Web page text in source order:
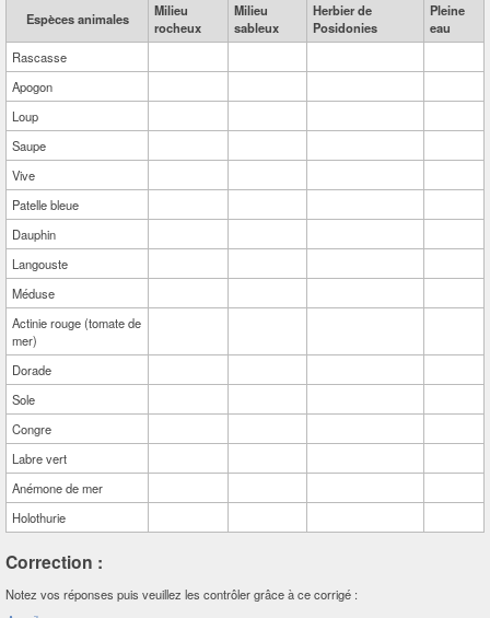
Espèces animales
Milieu
rocheux
Milieu
sableux
Herbier de
Posidonies
Pleine
eau
Rascasse
Apogon
Loup
Saupe
Vive
Patelle bleue
Dauphin
Langouste
Méduse
Actinie rouge (tomate de
mer)
Dorade
Sole
Congre
Labre vert
Anémone de mer
Holothurie
Correction :
Notez vos réponses puis veuillez les contrôler grâce à ce corrigé :